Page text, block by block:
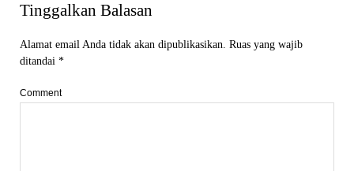
Tinggalkan Balasan
Alamat email Anda tidak akan dipublikasikan. Ruas yang wajib
ditandai *
Comment